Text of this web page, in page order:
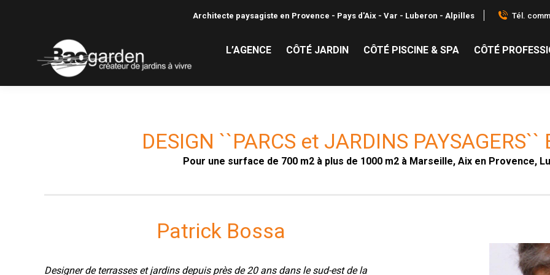
Architecte paysagiste en Provence - Pays d'Aix - Var - Luberon - Alpilles Tél.
L’AGENCE CÔTÉ JARDIN CÔTÉ PISCINE & SPA CÔTÉ
DESIGN ``PARCS et JARDINS PAYSAGERS``
Pour une surface de 700 m2 à plus de 1000 m2 à Marseille, Aix en Provence,
Patrick Bossa
Designer de terrasses et jardins depuis près de 20 ans dans le sud-est de la